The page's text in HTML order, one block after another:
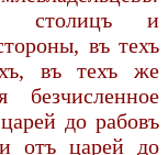
столицъ и
въ техъ
въ техъ же
до рабовъ
и отъ царей до